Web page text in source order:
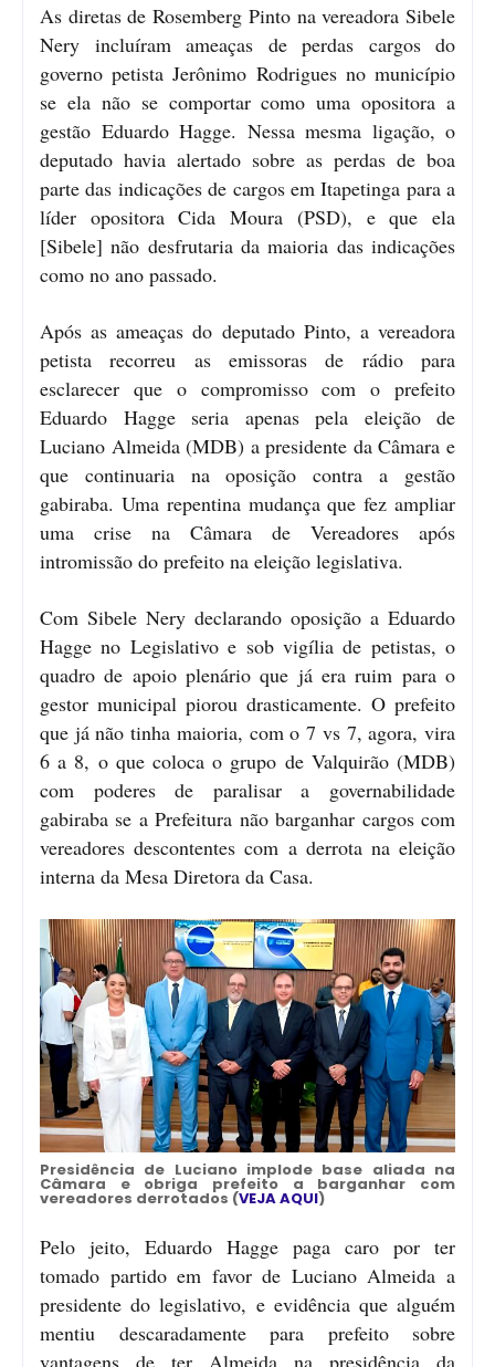
As diretas de Rosemberg Pinto na vereadora Sibele
Nery incluíram ameaças de perdas cargos do
governo petista Jerônimo Rodrigues no município
se ela não se comportar como uma opositora a
gestão Eduardo Hagge. Nessa mesma ligação, o
deputado havia alertado sobre as perdas de boa
parte das indicações de cargos em Itapetinga para a
líder opositora Cida Moura (PSD), e que ela
[Sibele] não desfrutaria da maioria das indicações
como no ano passado.
Após as ameaças do deputado Pinto, a vereadora
petista recorreu as emissoras de rádio para
esclarecer que o compromisso com o prefeito
Eduardo Hagge seria apenas pela eleição de
Luciano Almeida (MDB) a presidente da Câmara e
que continuaria na oposição contra a gestão
gabiraba. Uma repentina mudança que fez ampliar
uma crise na Câmara de Vereadores após
intromissão do prefeito na eleição legislativa.
Com Sibele Nery declarando oposição a Eduardo
Hagge no Legislativo e sob vigília de petistas, o
quadro de apoio plenário que já era ruim para o
gestor municipal piorou drasticamente. O prefeito
que já não tinha maioria, com o 7 vs 7, agora, vira
6 a 8, o que coloca o grupo de Valquirão (MDB)
com poderes de paralisar a governabilidade
gabiraba se a Prefeitura não barganhar cargos com
vereadores descontentes com a derrota na eleição
interna da Mesa Diretora da Casa.
Presidência de Luciano implode base aliada na
Câmara e obriga prefeito a barganhar com
vereadores derrotados (VEJA AQUI)
Pelo jeito, Eduardo Hagge paga caro por ter
tomado partido em favor de Luciano Almeida a
presidente do legislativo, e evidência que alguém
mentiu descaradamente para prefeito sobre
vantagens de ter Almeida na presidência da